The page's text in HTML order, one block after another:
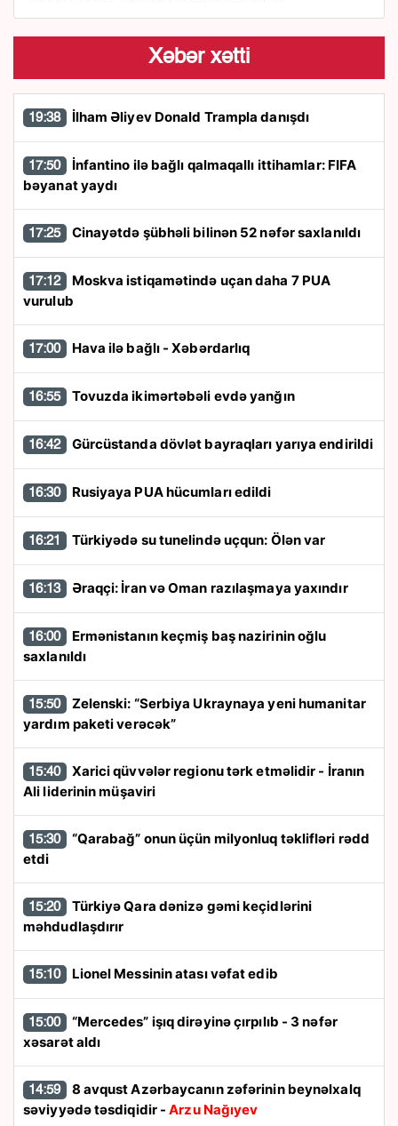
Xəbər xətti
19:38 İlham Əliyev Donald Trampla danışdı
17:50
bəyanat yaydı
17:25 Cinayətdə şübhəli bilinən 52 nəfər saxlanıldı
17:12
vurulub
17:00 Hava ilə bağlı - Xəbərdarlıq
16:55 Tovuzda ikimərtəbəli evdə yanğın
16:42 Gürcüstanda dövlət bayraqları yarıya endirildi
16:30 Rusiyaya PUA hücumları edildi
16:21 Türkiyədə su tunelində uçqun: Ölən var
16:13 Əraqçi: İran və Oman razılaşmaya yaxındır
16:00
saxlanıldı
15:50
yardım paketi verəcək”
15:40
Ali liderinin müşaviri
15:30
etdi
15:20
məhdudlaşdırır
15:10 Lionel Messinin atası vəfat edib
15:00
xəsarət aldı
14:59
səviyyədə təsdiqidir -Arzu Nağıyev